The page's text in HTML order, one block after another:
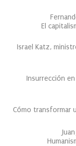
El
Israel Katz,
Insurrección
Cómo transformar